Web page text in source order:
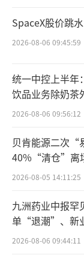
而从如
一场普通的
极致追求，
景的全面探
的深度思考
行业发展真正
那么当
呢？
医疗创
兵家必争之地
参与到
SpaceX股价跳
2026-08-06 09:45:59
统一中控上半年
饮品业务除奶茶
2026-08-06 09:56:12
贝肯能源二次“
40%“清仓”离
宏科百世拟入主
2026-08-05 14:11:25
九洲药业中报
单“退潮”、新
难关待闯
2026-08-06 09:44:11